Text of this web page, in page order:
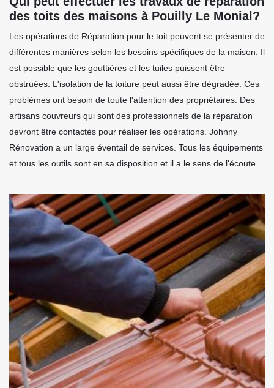
des toits des maisons à Pouilly Le Monial?
Les opérations de Réparation pour le toit peuvent se présenter de
différentes manières selon les besoins spécifiques de la maison. Il
est possible que les gouttières et les tuiles puissent être
obstruées. L'isolation de la toiture peut aussi être dégradée. Ces
problèmes ont besoin de toute l'attention des propriétaires. Des
artisans couvreurs qui sont des professionnels de la réparation
devront être contactés pour réaliser les opérations. Johnny
Rénovation a un large éventail de services. Tous les équipements
et tous les outils sont en sa disposition et il a le sens de l'écoute.